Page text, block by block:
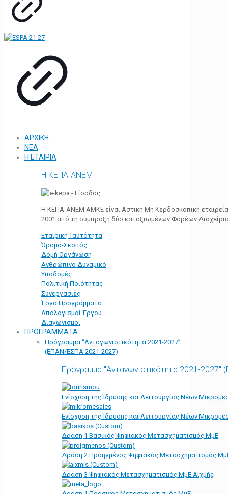
ΑΡΧΙΚΗ
ΝΕΑ
Η ΕΤΑΙΡΙΑ
Η ΚΕΠΑ-ΑΝΕΜ
Η ΚΕΠΑ-ΑΝΕΜ ΑΜΚΕ είναι Αστική Μη Κερδοσκοπική
2001 από τη σύμπραξη δύο καταξιωμένων Φορέων
Εταιρική Ταυτότητα
Όραμα-Σκοπός
Δομή Οργάνωση
Ανθρώπινο Δυναμικό
Υποδομές
Πολιτική Ποιότητας
Συνεργασίες
Έργα Προγράμματα
Απολογισμοί Έργου
Διαγωνισμοί
ΠΡΟΓΡΑΜΜΑΤΑ
Πρόγραμμα “Ανταγωνιστικότητα 2021-2027”
(ΕΠΑΝ/ΕΣΠΑ 2021-2027)
Πρόγραμμα "Ανταγωνιστικότητα 2021-
Ενίσχυση της Ίδρυσης και Λειτουργίας Νέων
Ενίσχυση της Ίδρυσης και Λειτουργίας Νέων
Δράση 1 Βασικός Ψηφιακός Μετασχηματισμός ΜμΕ
Δράση 2 Προηγμένος Ψηφιακός Μετασχηματισμός
Δράση 3 Ψηφιακός Μετασχηματισμός ΜμΕ Αιχμής